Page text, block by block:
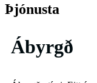
Þjónusta
Ábyrgð